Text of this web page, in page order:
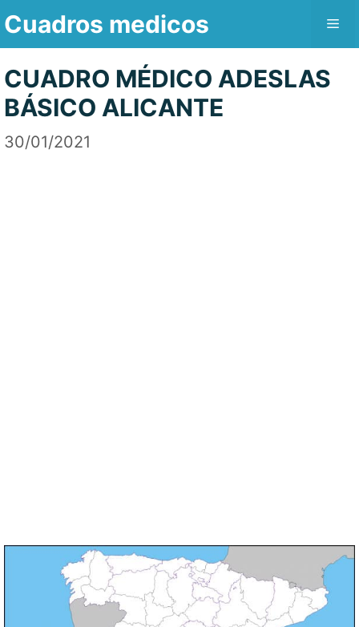
Saltar
contenido
Cuadros medicos
CUADRO MÉDICO ADESLAS
BÁSICO ALICANTE
30/01/2021